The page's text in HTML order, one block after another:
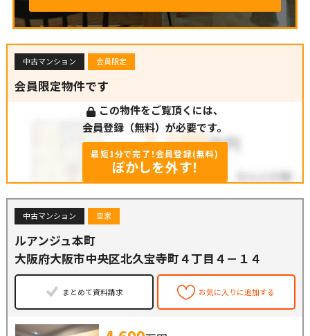
中古マンション 会員限定
会員限定物件です
この物件をご覧頂くには、
会員登録（無料）が必要です。
最短1分で完了！会員登録(無料)
ぼかしを外す！
中古マンション 空家
ルアンジュ本町
大阪府大阪市中央区北久宝寺町４丁目４－１４
まとめて資料請求 お気に入りに追加する